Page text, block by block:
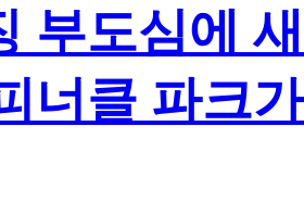
부도심에
너클 파크